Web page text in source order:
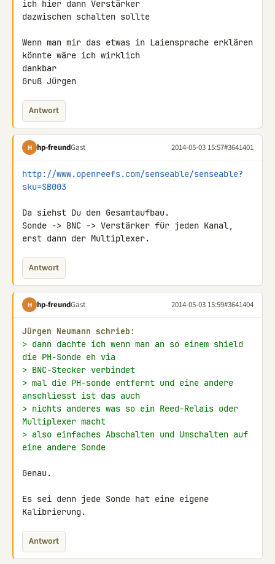
ich hier dann Verstärker
dazwischen schalten sollte
Wenn man mir das etwas in Laiensprache erklären
könnte wäre ich wirklich
dankbar
Gruß Jürgen
Antwort
H hp-freundGast 2014-05-03 15:57#3641401
http://www.openreefs.com/senseable/senseable?
sku=SB003
Da siehst Du den Gesamtaufbau.
Sonde -> BNC -> Verstärker für jeden Kanal,
erst dann der Multiplexer.
Antwort
H hp-freundGast 2014-05-03 15:59#3641404
Jürgen Neumann schrieb:
> dann dachte ich wenn man an so einem shield
die PH-Sonde eh via
> BNC-Stecker verbindet
> mal die PH-sonde entfernt und eine andere
anschliesst ist das auch
> nichts anderes was so ein Reed-Relais oder
Multiplexer macht
> also einfaches Abschalten und Umschalten auf
eine andere Sonde
Genau.
Es sei denn jede Sonde hat eine eigene
Kalibrierung.
Antwort